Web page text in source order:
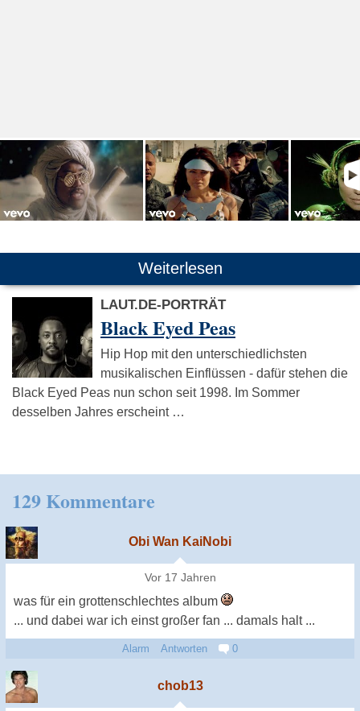
Weiterlesen
LAUT.DE-PORTRÄT
Black Eyed Peas
Hip Hop mit den unterschiedlichsten
musikalischen Einflüssen - dafür stehen die
Black Eyed Peas nun schon seit 1998. Im Sommer
desselben Jahres erscheint …
129 Kommentare
Obi Wan KaiNobi
Vor 17 Jahren
was für ein grottenschlechtes album
... und dabei war ich einst großer fan ... damals halt ...
Alarm Antworten 0
chob13